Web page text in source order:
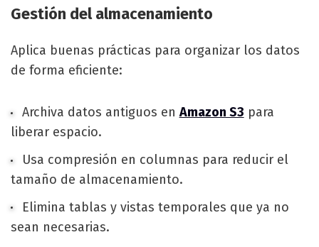
Gestión del almacenamiento
Aplica buenas prácticas para organizar los datos
de forma eficiente:
Archiva datos antiguos enAmazon S3 para
liberar espacio.
Usa compresión en columnas para reducir el
tamaño de almacenamiento.
Elimina tablas y vistas temporales que ya no
sean necesarias.